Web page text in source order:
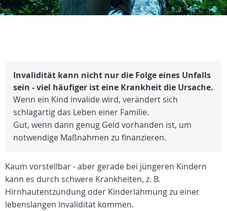
Invalidität kann nicht nur die Folge eines Unfalls
sein - viel häufiger ist eine Krankheit die Ursache.
Wenn ein Kind invalide wird, verändert sich
schlagartig das Leben einer Familie.
Gut, wenn dann genug Geld vorhanden ist, um
notwendige Maßnahmen zu finanzieren.
Kaum vorstellbar - aber gerade bei jüngeren Kindern
kann es durch schwere Krankheiten, z. B.
Hirnhautentzündung oder Kinderlähmung zu einer
lebenslangen Invalidität kommen.